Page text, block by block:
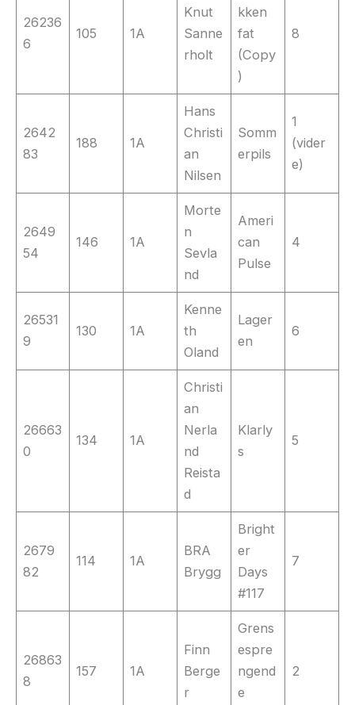
26236
6
105 1A
Knut
Sanne
rholt
kken
fat
(Copy
)
8
2642
83
188 1A
Hans
Christi
an
Nilsen
Somm
erpils
1
(vider
e)
2649
54
146 1A
Morte
n
Sevla
nd
Ameri
can
Pulse
4
26531
9
130 1A
Kenne
th
Oland
Lager
en
6
26663
0
134 1A
Christi
an
Nerla
nd
Reista
d
Klarly
s
5
2679
82
114 1A
BRA
Brygg
Bright
er
Days
#117
7
26863
8
157 1A
Finn
Berge
r
Grens
espre
ngend
e
2